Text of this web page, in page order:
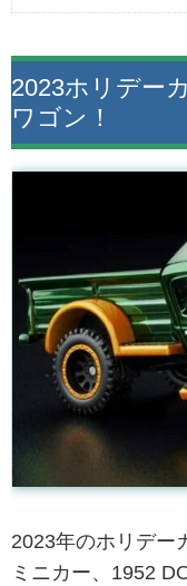
2023ホリデー
ワゴン！
2023年のホリデー
ミニカー、1952